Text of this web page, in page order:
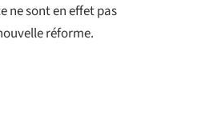
ne sont en effet pas
réforme.